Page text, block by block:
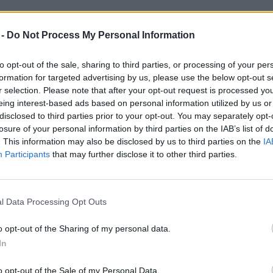
Do Not Process My Personal Information
opt-out of the sale, sharing to third parties, or processing of your
for targeted advertising by us, please use the below opt-out
selection. Please note that after your opt-out request is processed
interest-based ads based on personal information utilized by us
to third parties prior to your opt-out. You may separately
of your personal information by third parties on the IAB’s list of
This information may also be disclosed by us to third parties on the
Participants that may further disclose it to other third parties.
Data Processing Opt Outs
opt-out of the Sharing of my personal data.
opt-out of the Sale of my Personal Data.
ki je naznanil, da mu je neznani storilec odtujil cca
pa bo kazenska ovadba na pristojno tožilstvo.
prometnih prekrškov. V postopku s policisti je
policistov, zaradi česar je bilo zoper njega
ni želel sprijazniti, nakar je pričel policistom tudi
kaznivega dejanja Preprečitve uradnega
v spor z občanom iz območja Šoštanja. Ob
zbranih obvestilih bomo zoper osumljenca podali